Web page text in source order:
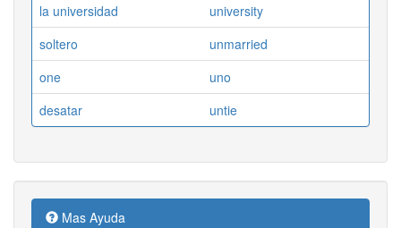
la universidad
university
soltero
unmarried
one
uno
desatar
untie
Mas Ayuda